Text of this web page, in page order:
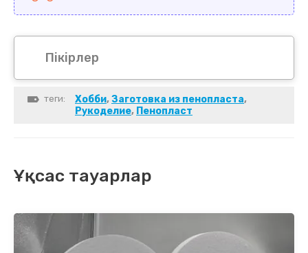
Пікірлер
теги: Хобби, Заготовка из пенопласта,
Рукоделие, Пенопласт
Ұқсас тауарлар